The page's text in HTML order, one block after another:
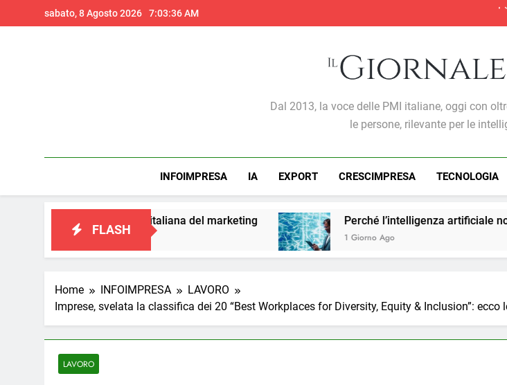
to
sabato, 8 Agosto 2026 7:03:37 AM
Il Giornale Delle
Dal 2013, la voce delle PMI italiane, oggi con
le persone, rilevante per le
INFOIMPRESA IA EXPORT CRESCIMPRESA TECNOLOGIA
FLASH
visione italiana del marketing Perché l’intelligenza artificiale non sostituirà i
1 Giorno Ago
Home INFOIMPRESA
LAVORO
Imprese, svelata la classifica dei 20 “Best Workplaces for Diversity, Equity & Inclusion”:
LAVORO